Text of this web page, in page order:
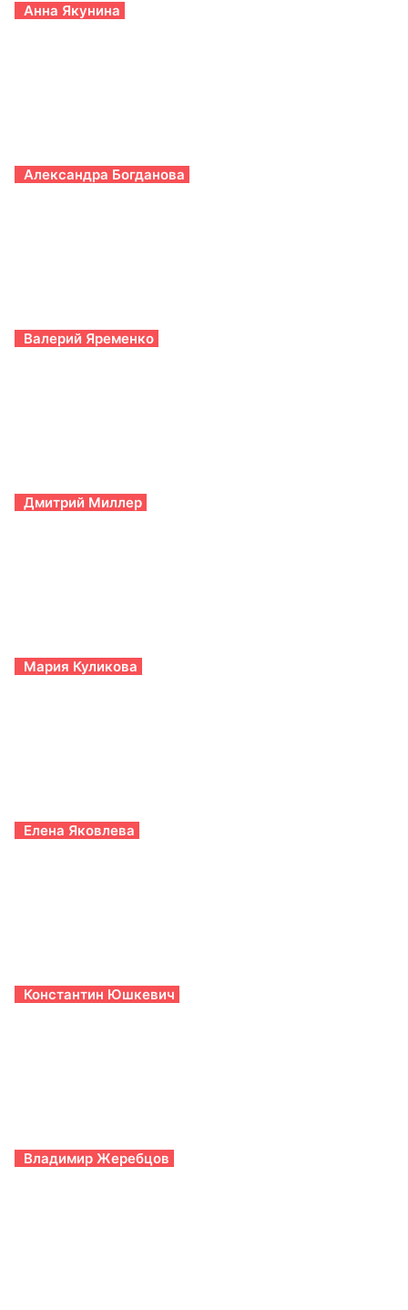
Анна Якунина
Александра Богданова
Валерий Яременко
Дмитрий Миллер
Мария Куликова
Елена Яковлева
Константин Юшкевич
Владимир Жеребцов